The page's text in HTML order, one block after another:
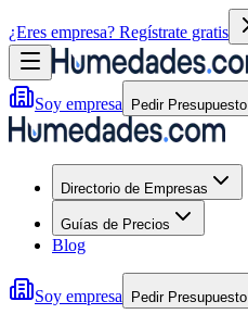
¿Eres empresa? Regístrate gratis
Soy empresa Pedir Presupuesto
Directorio de Empresas
Guías de Precios
Blog
Soy empresa Pedir Presupuesto